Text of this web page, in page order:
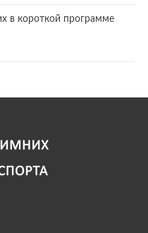
в короткой программе